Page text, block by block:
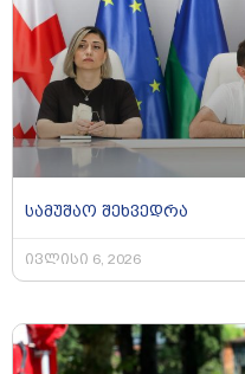
სამუშაო შეხვედრა
ივლისი 6, 2026